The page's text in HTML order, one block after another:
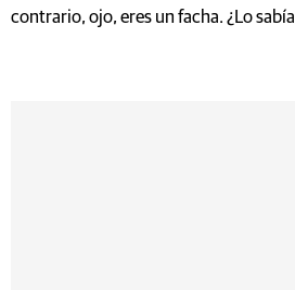
contrario, ojo, eres un facha. ¿Lo